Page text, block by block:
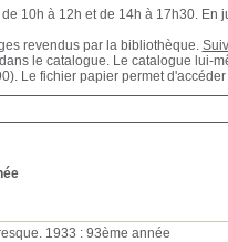
10h à 12h et de 14h à 17h30. En
revendus par la bibliothèque.
le catalogue. Le catalogue lui-
Le fichier papier permet d'accéder
1933 : 93ème année